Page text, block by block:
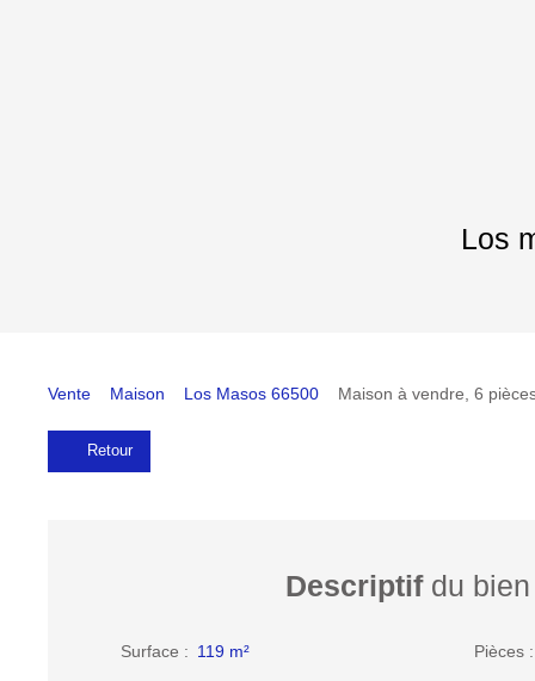
Los
Vente Maison Los Masos 66500 Maison à vendre, 6
Retour
Descriptifdu bien
Surface : 119 m² Pièces :